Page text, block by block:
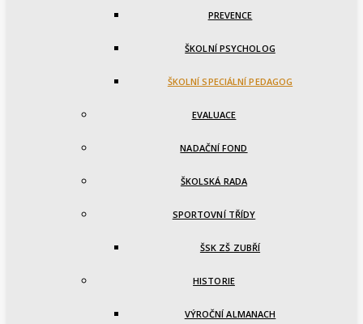
PREVENCE
ŠKOLNÍ PSYCHOLOG
ŠKOLNÍ SPECIÁLNÍ PEDAGOG
EVALUACE
NADAČNÍ FOND
ŠKOLSKÁ RADA
SPORTOVNÍ TŘÍDY
ŠSK ZŠ ZUBŘÍ
HISTORIE
VÝROČNÍ ALMANACH